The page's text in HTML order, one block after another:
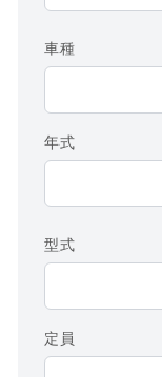
車種
年式
型式
定員